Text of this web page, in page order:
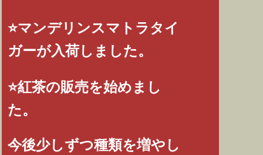
⭐️マンデリンスマトラタイ
ガーが入荷しました。
⭐️紅茶の販売を始めまし
た。
今後少しずつ種類を増やし